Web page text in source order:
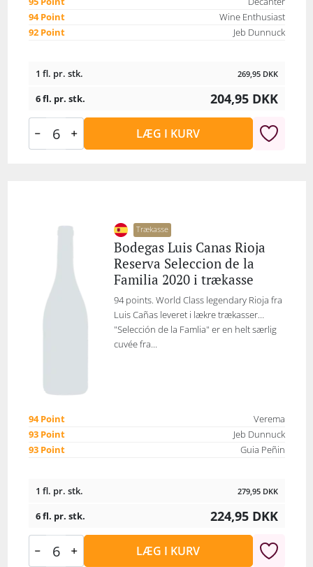
94 Point
Wine Enthusiast
92 Point
Jeb Dunnuck
1 fl. pr. stk. 269,95 DKK
6 fl. pr. stk. 204,95 DKK
LÆG I KURV
Trækasse
Bodegas Luis Canas Rioja
Reserva Seleccion de la
Familia 2020 i trækasse
94 points. World Class legendary Rioja fra
Luis Cañas leveret i lækre trækasser…
"Selección de la Famlia" er en helt særlig
cuvée fra...
94 Point
Verema
93 Point
Jeb Dunnuck
93 Point
Guia Peñin
1 fl. pr. stk. 279,95 DKK
6 fl. pr. stk. 224,95 DKK
LÆG I KURV